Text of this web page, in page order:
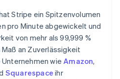
Stripe ein Spitzenvolumen
pro Minute abgewickelt und
von mehr als 99,999 %
an Zuverlässigkeit
wieAmazon,
Squarespace ihr